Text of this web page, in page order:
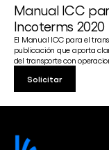
Manual ICC
Incoterms 2020
El Manual ICC para el
publicación que aporta
del transporte con
Solicitar